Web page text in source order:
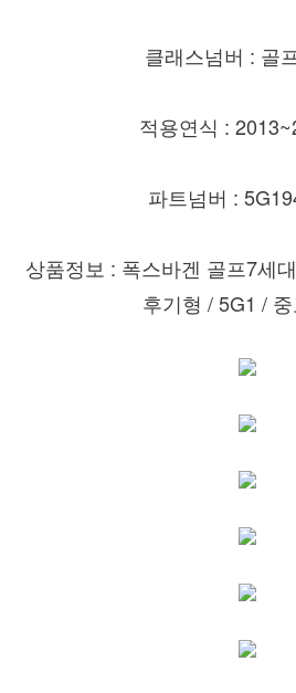
클래스넘버 : 골
적용연식 :
파트넘버 :
상품정보 : 폭스바겐 골프7세
후기형 / 5G1 /